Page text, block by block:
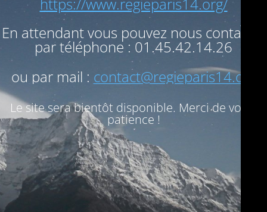
En attendant vous pouvez nous contacter
par téléphone : 01.45.42.14.26
ou par mail : contact@regieparis14.org
Le site sera bientôt disponible. Merci de votre
patience !